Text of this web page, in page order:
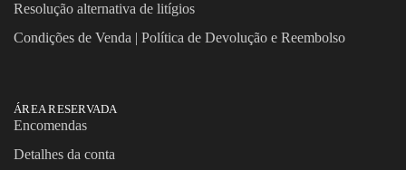
Resolução alternativa de litígios
Condições de Venda | Política de Devolução e Reembolso
ÁREA RESERVADA
Encomendas
Detalhes da conta